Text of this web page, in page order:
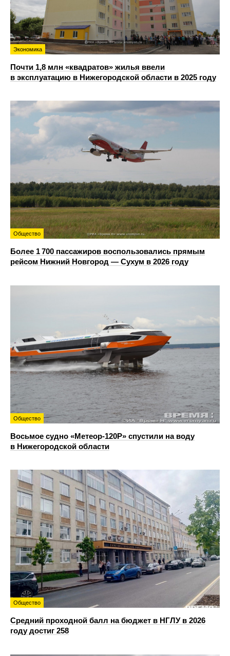
Экономика
Почти 1,8 млн «квадратов» жилья ввели
в эксплуатацию в Нижегородской области в 2025 году
Общество
Более 1 700 пассажиров воспользовались прямым
рейсом Нижний Новгород — Сухум в 2026 году
Общество
Восьмое судно «Метеор-120Р» спустили на воду
в Нижегородской области
Общество
Средний проходной балл на бюджет в НГЛУ в 2026
году достиг 258